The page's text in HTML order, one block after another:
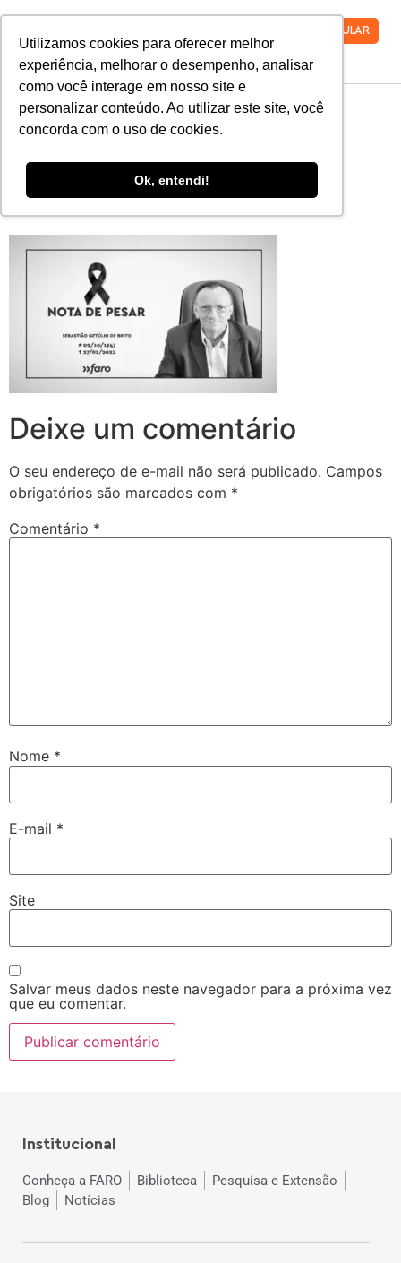
Utilizamos cookies para oferecer melhor
experiência, melhorar o desempenho, analisar
como você interage em nosso site e
personalizar conteúdo. Ao utilizar este site, você
concorda com o uso de cookies.
Ok, entendi!
VESTIBULAR
WhatsApp-Image-
2021-01-27-at-
14.24.07
Deixe um comentário
O seu endereço de e-mail não será publicado. Campos
obrigatórios são marcados com *
Comentário *
Nome *
E-mail *
Site
Salvar meus dados neste navegador para a próxima vez
que eu comentar.
Institucional
Conheça a FARO Biblioteca
Pesquisa e Extensão
Blog
Notícias